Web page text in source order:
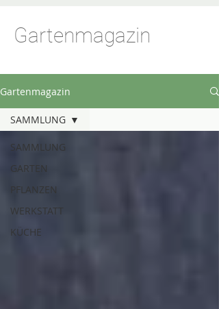
Gartenmagazin
Gartenmagazin
SAMMLUNG
GARTEN
PFLANZEN
WERKSTATT
KÜCHE
SAMMLUNG